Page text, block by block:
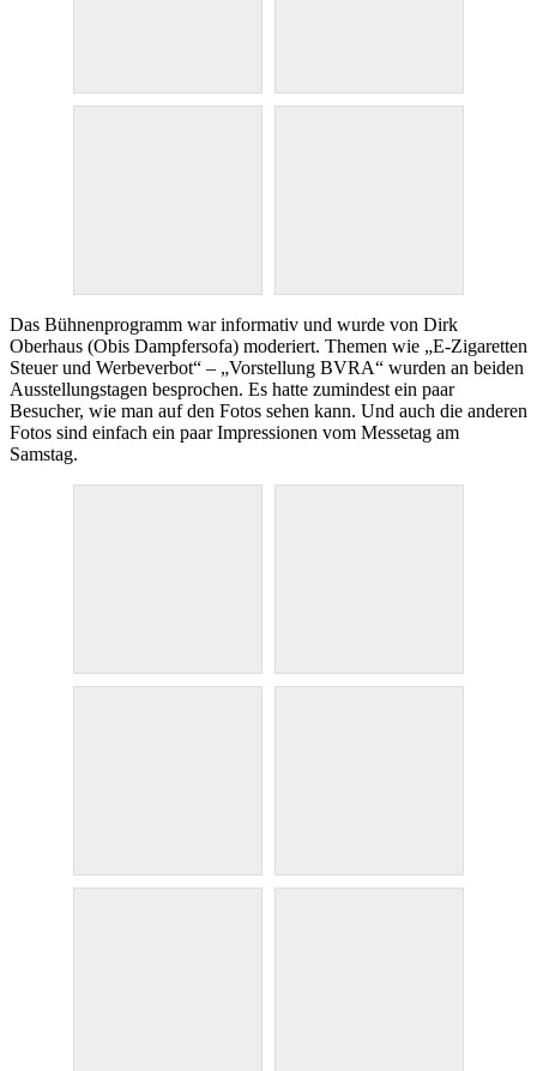
Das Bühnenprogramm war informativ und wurde von Dirk
Oberhaus (Obis Dampfersofa) moderiert. Themen wie „E-Zigaretten
Steuer und Werbeverbot“ – „Vorstellung BVRA“ wurden an beiden
Ausstellungstagen besprochen. Es hatte zumindest ein paar
Besucher, wie man auf den Fotos sehen kann. Und auch die anderen
Fotos sind einfach ein paar Impressionen vom Messetag am
Samstag.